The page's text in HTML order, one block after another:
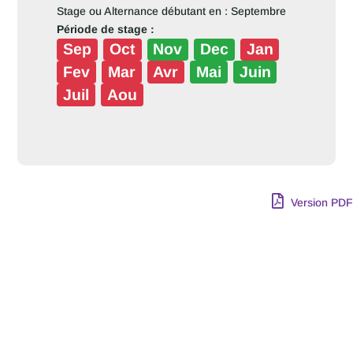
Stage ou Alternance débutant en : Septembre
Période de stage :
Sep Oct Nov Dec
Jan
Fev
Mar Avr Mai
Juin
Juil
Aou
Version PDF